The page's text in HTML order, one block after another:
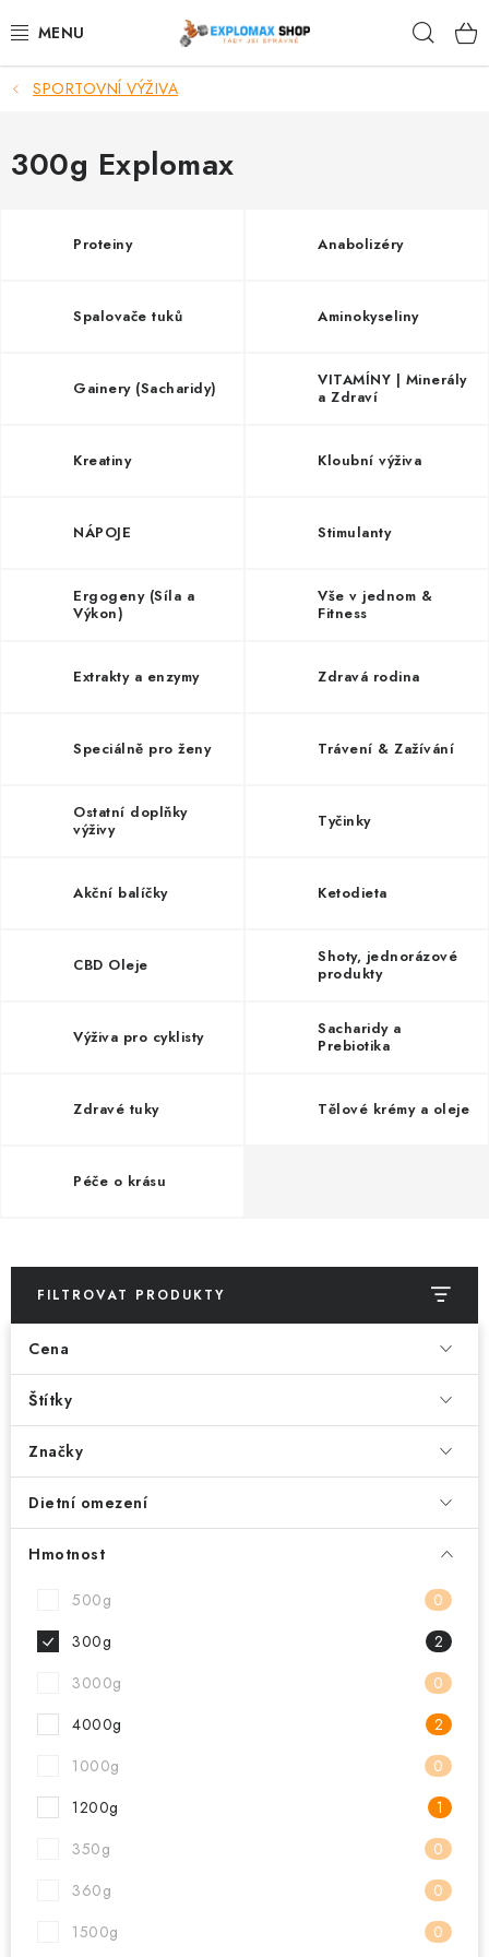
na
%AKCE
NOVINKY
SPORTOVNÍ VYBAVENÍ
KRÁSA A WELLNESS
Podmínky ochrany osobních údajů
Doprava a platba
Slevový systém
SPORTOVNÍ VÝŽIVA
300g Explomax
Proteiny Anabolizéry
Spalovače tuků Aminokyseliny
Gainery (Sacharidy)
VITAMÍNY | Minerály
a Zdraví
Kreatiny Kloubní výživa
NÁPOJE Stimulanty
Ergogeny (Síla a
Výkon)
Vše v jednom &
Fitness
Extrakty a enzymy Zdravá rodina
Speciálně pro ženy Trávení & Zažívání
Ostatní doplňky
výživy
Tyčinky
Akční balíčky Ketodieta
CBD Oleje
Shoty, jednorázové
produkty
Výživa pro cyklisty
Sacharidy a
Prebiotika
Zdravé tuky Tělové krémy a oleje
Péče o krásu
FILTROVAT PRODUKTY
Cena
Štítky
Značky
Dietní omezení
Hmotnost
500g
0
300g
2
3000g
0
4000g
2
1000g
0
1200g
1
350g
0
360g
0
1500g
0